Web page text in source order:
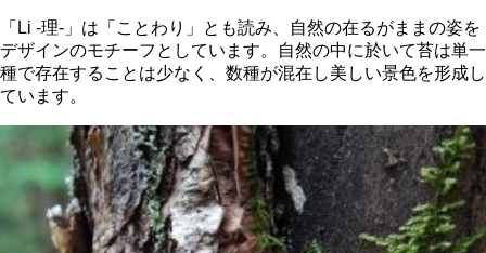
「Li -理-」は「ことわり」とも読み、自然の在るがままの姿を
デザインのモチーフとしています。自然の中に於いて苔は単一
種で存在することは少なく、数種が混在し美しい景色を形成し
ています。